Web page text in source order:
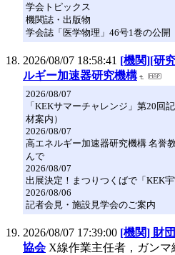
学会トピックス
機関誌・出版物
学会誌「医学物理」46号1巻の公開
2026/08/07 18:58:41 [機関][研
ルギー加速器研究機構
2026/08/07
「KEKサマーチャレンジ」第20回
材案内）
2026/08/07
高エネルギー加速器研究機構 名誉
んで
2026/08/07
出展決定！まつりつくばで「KEK
2026/08/06
記者会見・施設見学会のご案内
2026/08/07 17:39:00 [機関] 財
協会 X線作業主任者，ガン